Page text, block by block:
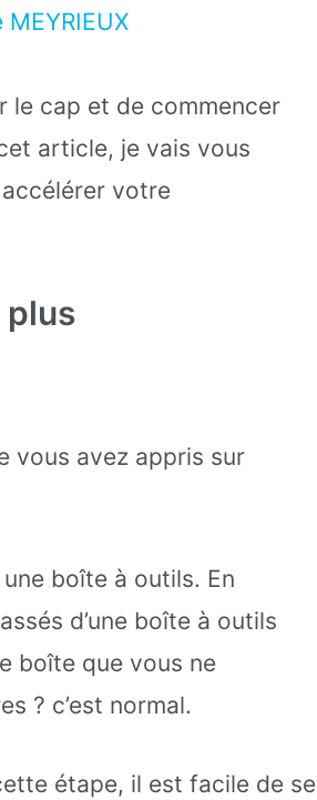
le cap et de commencer
article, je vais vous
votre
plus
vous avez appris sur
une boîte à outils. En
d’une boîte à outils
boîte que vous ne
? c’est normal.
étape, il est facile de se